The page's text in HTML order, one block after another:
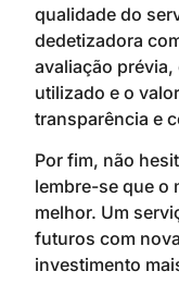
qualidade do
dedetizadora
avaliação
utilizado e o
transparência e
Por fim, não
lembre-se que o
melhor. Um
futuros com
investimento